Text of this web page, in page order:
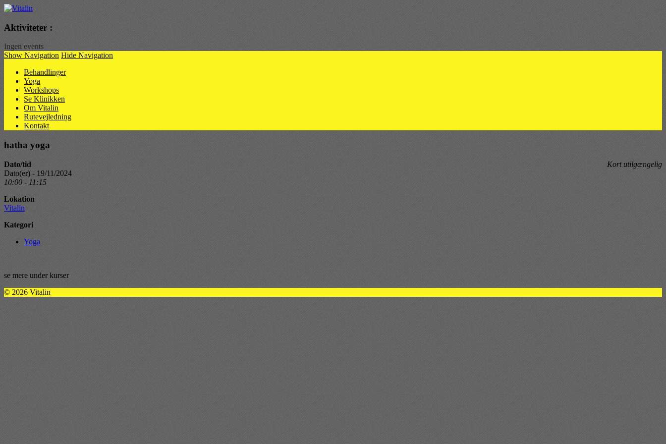
Aktiviteter :
Ingen events
Show Navigation Hide Navigation
Behandlinger
Yoga
Workshops
Se Klinikken
Om Vitalin
Rutevejledning
Kontakt
hatha yoga
Kort utilgængelig
Dato/tid
Dato(er) - 19/11/2024
10:00 - 11:15
Lokation
Vitalin
Kategori
Yoga
se mere under kurser
© 2026 Vitalin